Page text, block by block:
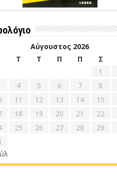
Αύγουστος 2026
Τ Τ Π Π Σ
1
4 5 6 7 8
11 12 13 14 15
18 19 20 21 22
25 26 27 28 29